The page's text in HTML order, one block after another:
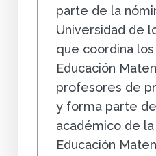
parte de la
Universidad de
que coordina
Educación
profesores de
y forma parte
académico de
Educación